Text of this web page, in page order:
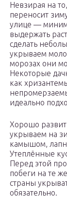
Невзирая на
переносит
улице —
выдержать
сделать
укрываем
морозах они
Некоторые
как
идеально
Хорошо
укрываем на
камышом,
Утеплённые
Перед этой
побеги на те
страны
обязательно.